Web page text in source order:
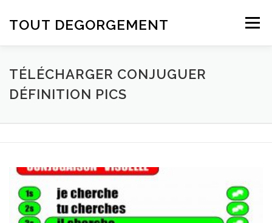
TOUT DEGORGEMENT Menu
TÉLÉCHARGER CONJUGUER
DÉFINITION PICS